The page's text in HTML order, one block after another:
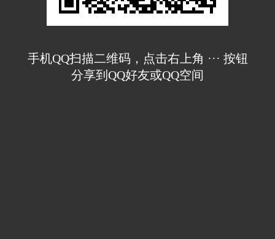
手机QQ扫描二维码，点击右上角 ··· 按钮
分享到QQ好友或QQ空间